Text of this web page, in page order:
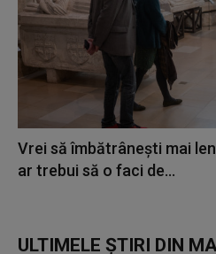
Vrei să îmbătrânești mai
ar trebui să o faci de...
ULTIMELE ȘTIRI DIN